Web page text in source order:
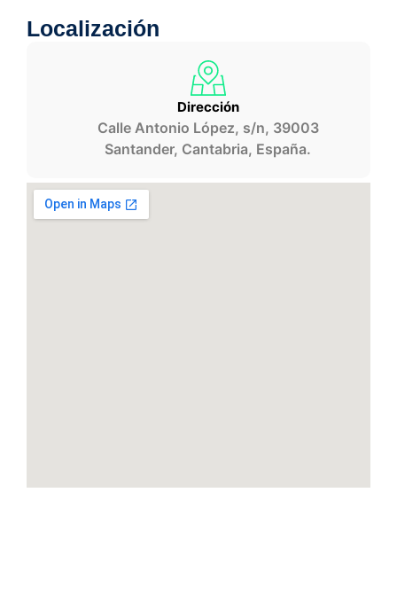
Localización
Dirección
Calle Antonio López, s/n, 39003
Santander, Cantabria, España.